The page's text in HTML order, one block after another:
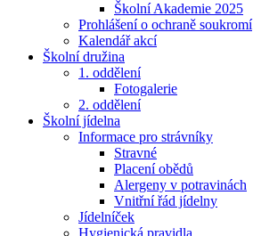
Školní Akademie 2025
Prohlášení o ochraně soukromí
Kalendář akcí
Školní družina
1. oddělení
Fotogalerie
2. oddělení
Školní jídelna
Informace pro strávníky
Stravné
Placení obědů
Alergeny v potravinách
Vnitřní řád jídelny
Jídelníček
Hygienická pravidla